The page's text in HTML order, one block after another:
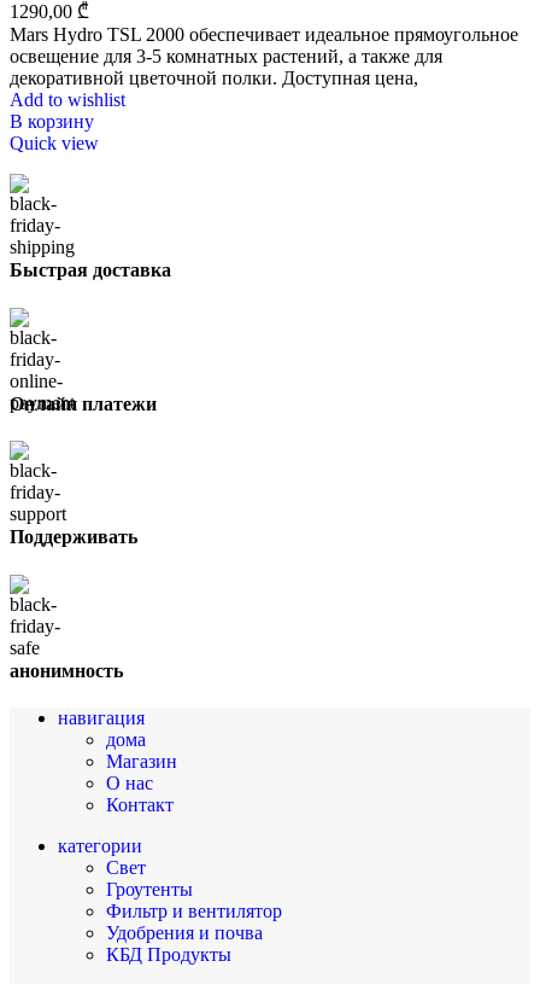
1290,00 ₾
Mars Hydro TSL 2000 обеспечивает идеальное прямоугольное
освещение для 3-5 комнатных растений, а также для
декоративной цветочной полки. Доступная цена,
Add to wishlist
В корзину
Quick view
Быстрая доставка
Онлайн платежи
Поддерживать
анонимность
навигация
дома
Магазин
О нас
Контакт
категории
Свет
Гроутенты
Фильтр и вентилятор
Удобрения и почва
КБД Продукты